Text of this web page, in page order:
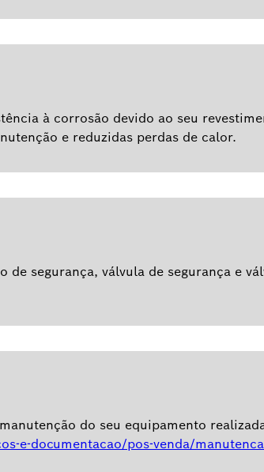
à corrosão devido ao seu
e reduzidas perdas de calor.
de segurança, válvula de segurança e
do seu equipamento
e-documentacao/pos-venda/